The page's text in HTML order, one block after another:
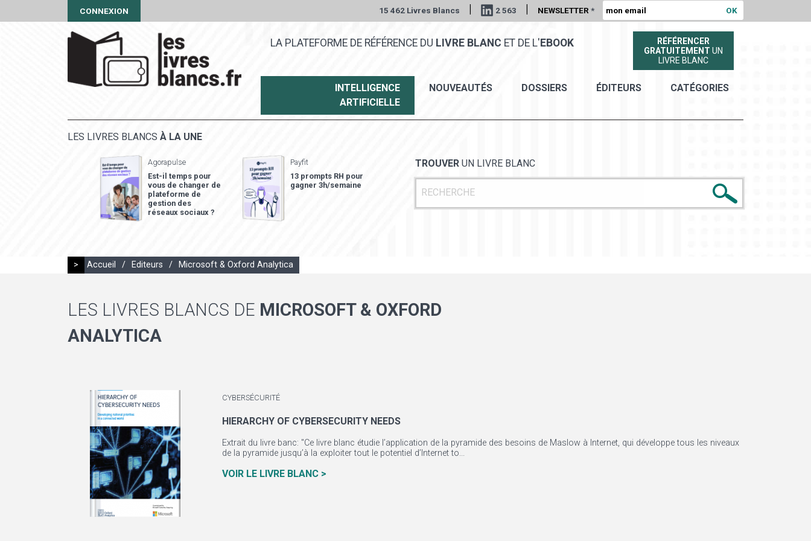
CONNEXION 15 462 Livres Blancs | 2 563 | NEWSLETTER *
LA PLATEFORME DE RÉFÉRENCE DU LIVRE BLANC ET DE L' EBOOK
RÉFÉRENCER
GRATUITEMENT UN
LIVRE BLANC
INTELLIGENCE
ARTIFICIELLE
NOUVEAUTÉS DOSSIERS ÉDITEURS CATÉGORIES
LES LIVRES BLANCS À LA UNE
Agorapulse
Est-il temps pour
vous de changer de
plateforme de
gestion des
réseaux sociaux ?
Payfit
13 prompts RH pour
gagner 3h/semaine
TROUVER UN LIVRE BLANC
> Accueil / Editeurs / Microsoft & Oxford Analytica
LES LIVRES BLANCS DE MICROSOFT & OXFORD
ANALYTICA
CYBERSÉCURITÉ
HIERARCHY OF CYBERSECURITY NEEDS
Extrait du livre banc: "Ce livre blanc étudie l’application de la pyramide des besoins de Maslow à Internet, qui développe tous les niveaux
de la pyramide jusqu’à la exploiter tout le potentiel d’Internet to...
VOIR LE LIVRE BLANC >